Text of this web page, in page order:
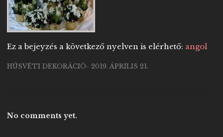
Ez a bejeyzés a következő nyelven is elérhető: angol
HÚSVÉTI DEKORÁCIÓ- 2019. ÁPRILIS 21.
No comments yet.